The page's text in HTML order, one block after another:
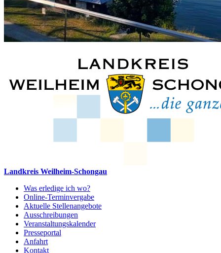
Landkreis Weilheim-Schongau
Was erledige ich wo?
Online-Terminvergabe
Aktuelle Stellenangebote
Ausschreibungen
Veranstaltungskalender
Presseportal
Anfahrt
Kontakt